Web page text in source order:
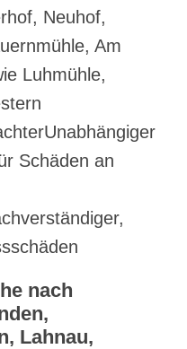
Neuhof,
Am
Luhmühle,
Schäden an
nach
Lahnau,